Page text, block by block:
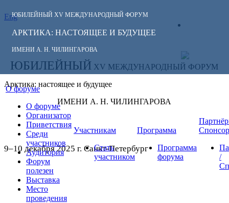
ЮБИЛЕЙНЫЙ XV МЕЖДУНАРОДНЫЙ ФОРУМ
АРКТИКА: НАСТОЯЩЕЕ И БУДУЩЕЕ
ИМЕНИ А. Н. ЧИЛИНГАРОВА
Eng
СЛЕДИТЕ ЗА
НОВОСТЯМИ
ФОРУМА:
ЮБИЛЕЙНЫЙ XV МЕЖДУНАРОДНЫЙ ФОРУМ
Арктика: настоящее и будущее
ИМЕНИ А. Н. ЧИЛИНГАРОВА
9–10 декабря 2025 г. Санкт-Петербург
О форуме
О форуме
Организатор
Приветствия
Среди
участников
Аудитория
Форум
полезен
Выставка
Место
проведения
Участникам
Стать
участником
Программа
Программа
форума
/